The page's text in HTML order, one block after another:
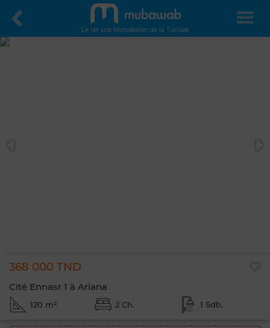
Le 1er site immobilier de la Tunisie
368 000 TND
Cité Ennasr 1 à Ariana
120 m² 2 Ch. 1 Sdb.